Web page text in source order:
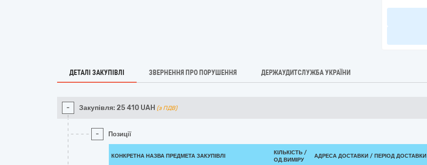
ДЕТАЛІ ЗАКУПІВЛІ ЗВЕРНЕННЯ ПРО ПОРУШЕННЯ ДЕРЖАУДИТСЛУЖБА УКРАЇНИ
- Закупівля: 25 410 UAH (з ПДВ)
- Позиції
КОНКРЕТНА НАЗВА ПРЕДМЕТА ЗАКУПІВЛІ
КІЛЬКІСТЬ /
ОД.ВИМІРУ
АДРЕСА ДОСТАВКИ / ПЕРІОД ДОСТАВКИ